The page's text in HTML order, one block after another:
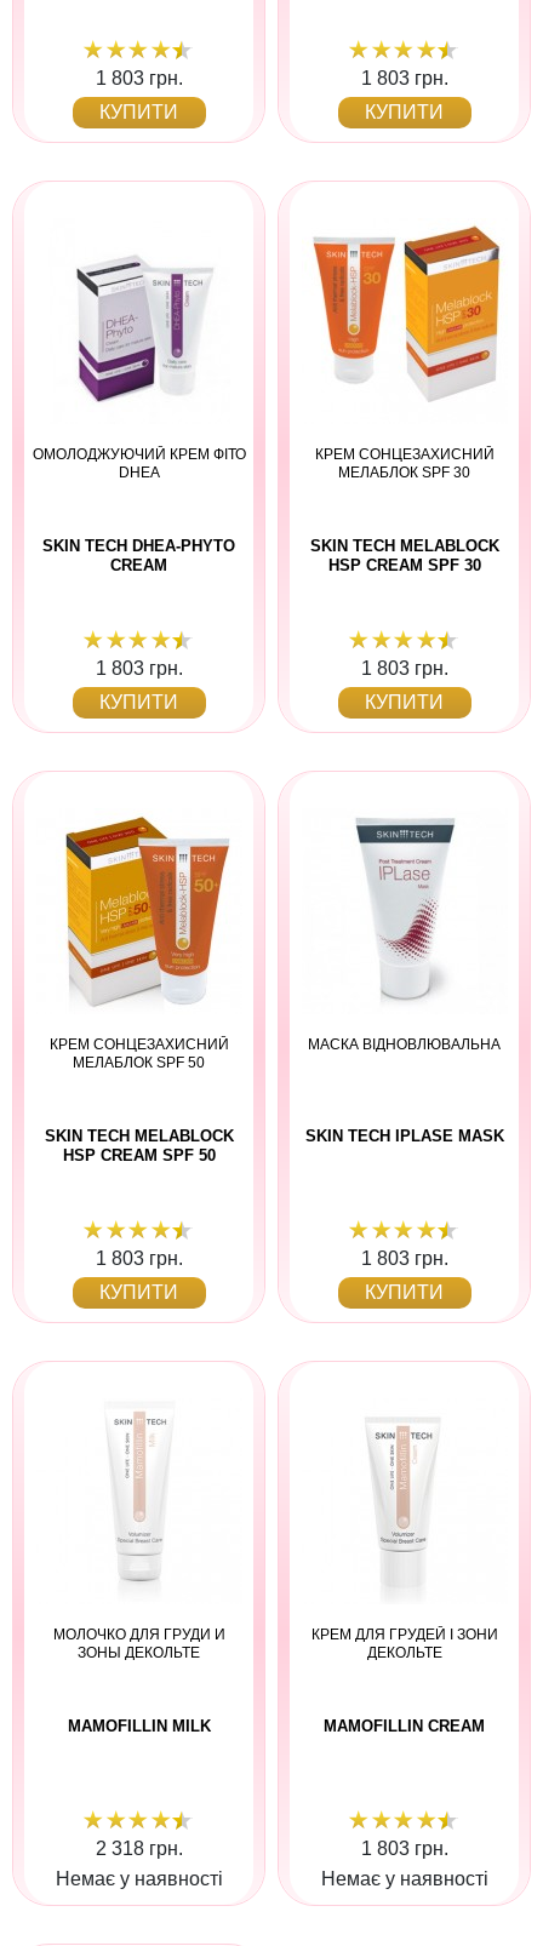
1 803 грн.
КУПИТИ
1 803 грн.
КУПИТИ
ОМОЛОДЖУЮЧИЙ КРЕМ ФІТО
DHEA
SKIN TECH DHEA-PHYTO
CREAM
1 803 грн.
КУПИТИ
КРЕМ СОНЦЕЗАХИСНИЙ
МЕЛАБЛОК SPF 30
SKIN TECH MELABLOCK
HSP CREAM SPF 30
1 803 грн.
КУПИТИ
КРЕМ СОНЦЕЗАХИСНИЙ
МЕЛАБЛОК SPF 50
SKIN TECH MELABLOCK
HSP CREAM SPF 50
1 803 грн.
КУПИТИ
МАСКА ВІДНОВЛЮВАЛЬНА
SKIN TECH IPLASE MASK
1 803 грн.
КУПИТИ
МОЛОЧКО ДЛЯ ГРУДИ И
ЗОНЫ ДЕКОЛЬТЕ
MAMOFILLIN MILK
2 318 грн.
Немає у наявності
КРЕМ ДЛЯ ГРУДЕЙ І ЗОНИ
ДЕКОЛЬТЕ
MAMOFILLIN CREAM
1 803 грн.
Немає у наявності